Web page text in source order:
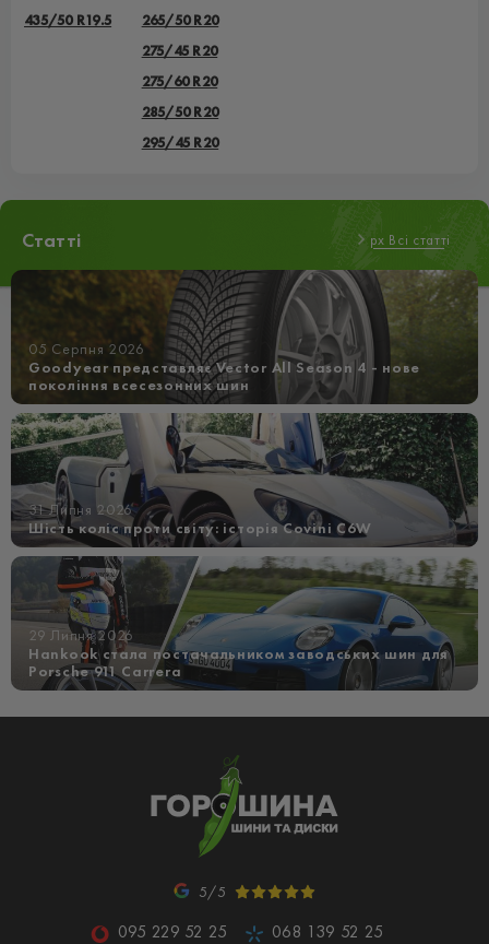
435/50 R19.5
265/50 R20
275/45 R20
275/60 R20
285/50 R20
295/45 R20
Статті px Всі статті
05 Серпня 2026
Goodyear представляє Vector All Season 4 - нове
покоління всесезонних шин
31 Липня 2026
Шість коліс проти світу: історія Covini C6W
29 Липня 2026
Hankook стала постачальником заводських шин для
Porsche 911 Carrera
5/5
095 229 52 25
068 139 52 25